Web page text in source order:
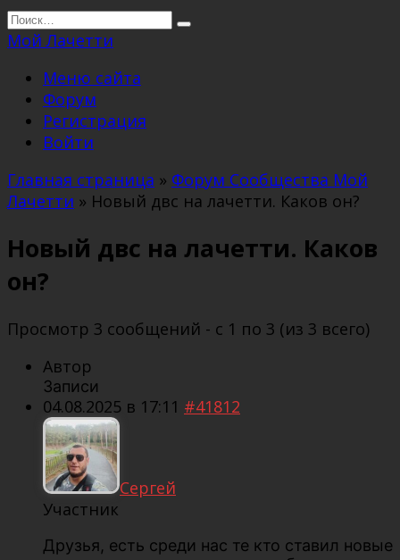
Перейти
к
Search
for:
Мой Лачетти
Меню сайта
Форум
Регистрация
Войти
Главная страница » Форум Сообщества Мой
Лачетти » Новый двс на лачетти. Каков он?
Новый двс на лачетти. Каков
он?
Просмотр 3 сообщений - с 1 по 3 (из 3 всего)
Автор
Записи
04.08.2025 в 17:11 #41812
Сергей
Участник
Друзья, есть среди нас те кто ставил новые